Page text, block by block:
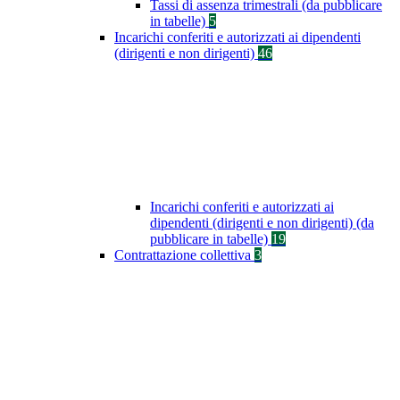
Tassi di assenza trimestrali (da pubblicare
in tabelle) 5
Incarichi conferiti e autorizzati ai dipendenti
(dirigenti e non dirigenti) 46
Incarichi conferiti e autorizzati ai
dipendenti (dirigenti e non dirigenti) (da
pubblicare in tabelle) 19
Contrattazione collettiva 3